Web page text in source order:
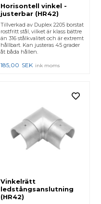
Horisontell vinkel -
justerbar (HR42)
Tillverkad av Duplex 2205 borstat
rostfritt stål, vilket är klass bättre
än 316 stålkvalitet och är extremt
hållbart. Kan justeras 45 grader
åt båda hållen.
185,00 SEK ink moms
Vinkelrätt
ledstångsanslutning
(HR42)